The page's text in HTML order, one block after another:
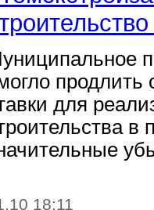
продлить
для
в
18:11